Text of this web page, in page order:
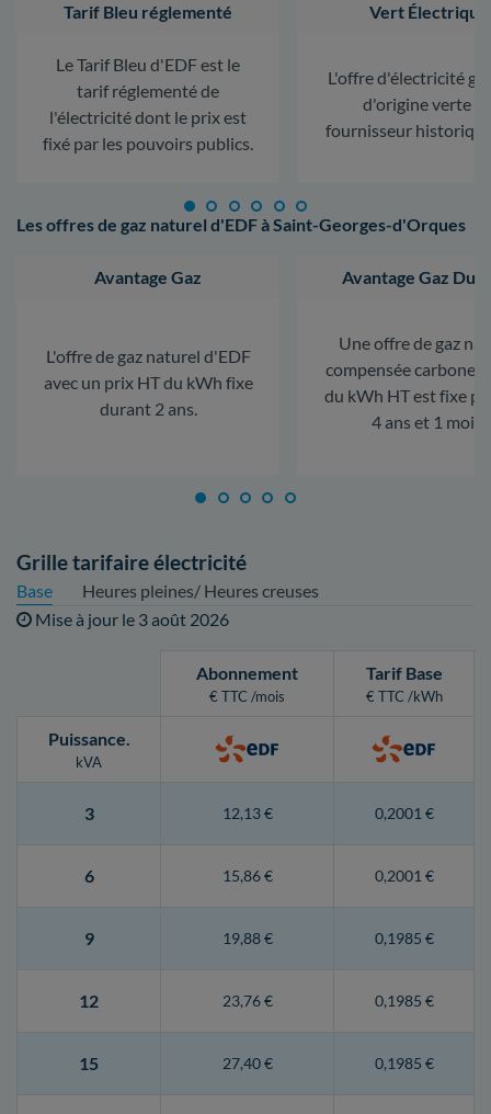
Tarif Bleu réglementé
Le Tarif Bleu d'EDF est le
tarif réglementé de
l'électricité dont le prix est
fixé par les pouvoirs publics.
Vert Électrique
L'offre d'électricité
d'origine verte
fournisseur
Les offres de gaz naturel d'EDF à Saint-Georges-d'Orques
Avantage Gaz
L'offre de gaz naturel d'EDF
avec un prix HT du kWh fixe
durant 2 ans.
Avantage Gaz
Une offre de gaz
compensée carbone.
du kWh HT est fixe
4 ans et 1 mois.
Grille tarifaire électricité
Base
Heures pleines/ Heures creuses
Mise à jour le 3 août 2026
Abonnement
€ TTC /mois
Tarif Base
€ TTC /kWh
Puissance.
kVA
3 12,13 € 0,2001 €
6 15,86 € 0,2001 €
9 19,88 € 0,1985 €
12 23,76 € 0,1985 €
15 27,40 € 0,1985 €